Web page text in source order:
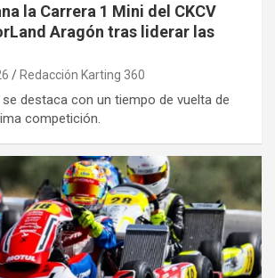
la Carrera 1 Mini del CKCV
Aragón tras liderar las
Redacción Karting 360
destaca con un tiempo de vuelta de
competición.